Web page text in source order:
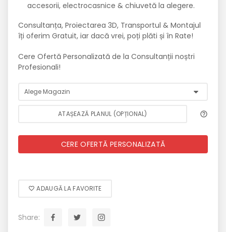
accesorii, electrocasnice & chiuvetă la alegere.
Consultanța, Proiectarea 3D, Transportul & Montajul
îți oferim Gratuit, iar dacă vrei, poți plăti și în Rate!
Cere Ofertă Personalizată de la Consultanții noștri
Profesionali!
ATAȘEAZĂ PLANUL (OPȚIONAL)
CERE OFERTĂ PERSONALIZATĂ
ADAUGĂ LA FAVORITE
Share: